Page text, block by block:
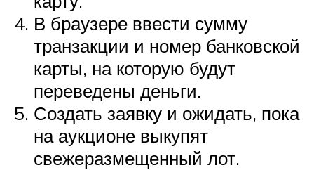
В браузере ввести сумму
транзакции и номер банковской
карты, на которую будут
переведены деньги.
Создать заявку и ожидать, пока
на аукционе выкупят
свежеразмещенный лот.